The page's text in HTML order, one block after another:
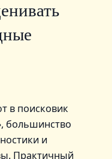
в поисковик
большинство
и
Практичный